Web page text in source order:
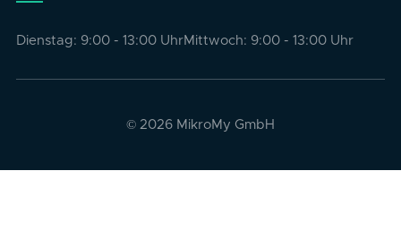
Dienstag: 9:00 - 13:00 UhrMittwoch: 9:00 - 13:00 Uhr
© 2026 MikroMy GmbH